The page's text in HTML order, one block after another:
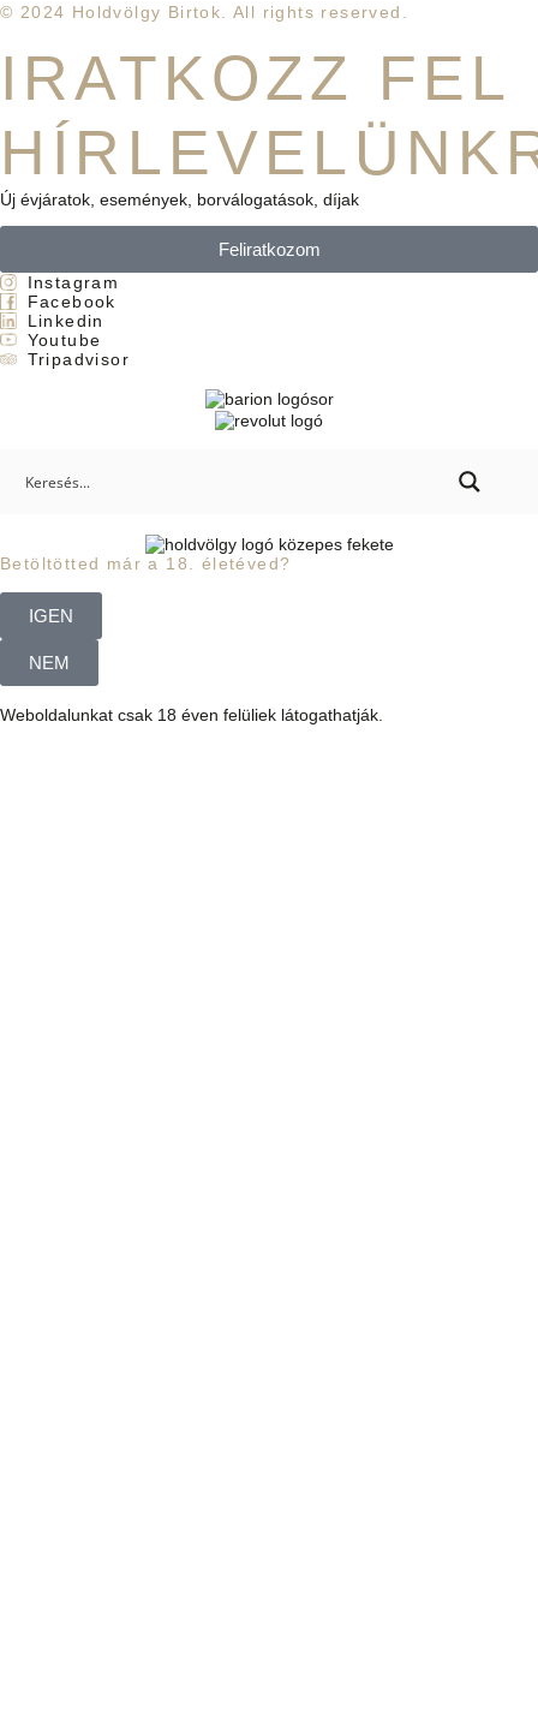
© 2024 Holdvölgy Birtok. All rights reserved.
IRATKOZZ FEL
Új évjáratok, események, borválogatások, díjak
Feliratkozom
Instagram
Facebook
Linkedin
Youtube
Tripadvisor
Betöltötted már a 18. életéved?
IGEN
NEM
Weboldalunkat csak 18 éven felüliek látogathatják.